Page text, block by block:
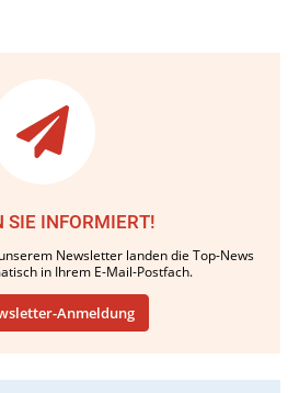
SIE INFORMIERT!
Newsletter landen die Top-News
in Ihrem E-Mail-Postfach.
Anmeldung